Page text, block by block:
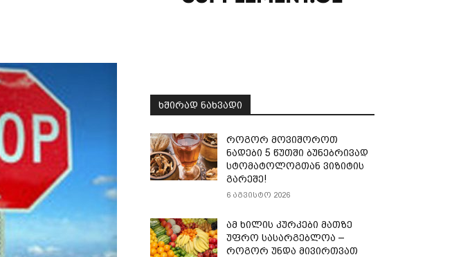
ᲮᲨᲘᲠᲐᲓ ᲜᲐᲮᲕᲐᲓᲘ
როგორ მოვიშოროთ
ნადები 5 წუთში ბუნებრივად
სტომატოლოგთან ვიზიტის
გარეშე!
6 აგვისტო 2026
ამ ხილის კურკები მათზე
უფრო სასარგებლოა –
როგორ უნდა მივირთვათ